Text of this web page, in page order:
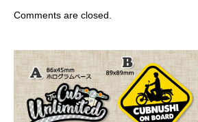
Comments are closed.